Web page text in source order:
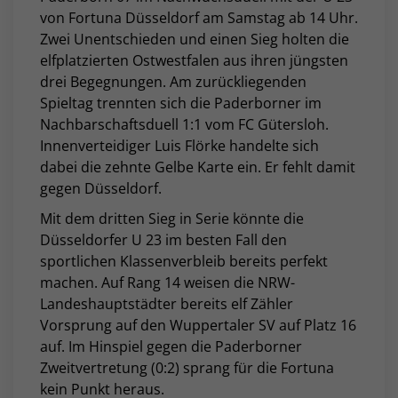
von Fortuna Düsseldorf am Samstag ab 14 Uhr.
Zwei Unentschieden und einen Sieg holten die
elfplatzierten Ostwestfalen aus ihren jüngsten
drei Begegnungen. Am zurückliegenden
Spieltag trennten sich die Paderborner im
Nachbarschaftsduell 1:1 vom FC Gütersloh.
Innenverteidiger Luis Flörke handelte sich
dabei die zehnte Gelbe Karte ein. Er fehlt damit
gegen Düsseldorf.
Mit dem dritten Sieg in Serie könnte die
Düsseldorfer U 23 im besten Fall den
sportlichen Klassenverbleib bereits perfekt
machen. Auf Rang 14 weisen die NRW-
Landeshauptstädter bereits elf Zähler
Vorsprung auf den Wuppertaler SV auf Platz 16
auf. Im Hinspiel gegen die Paderborner
Zweitvertretung (0:2) sprang für die Fortuna
kein Punkt heraus.